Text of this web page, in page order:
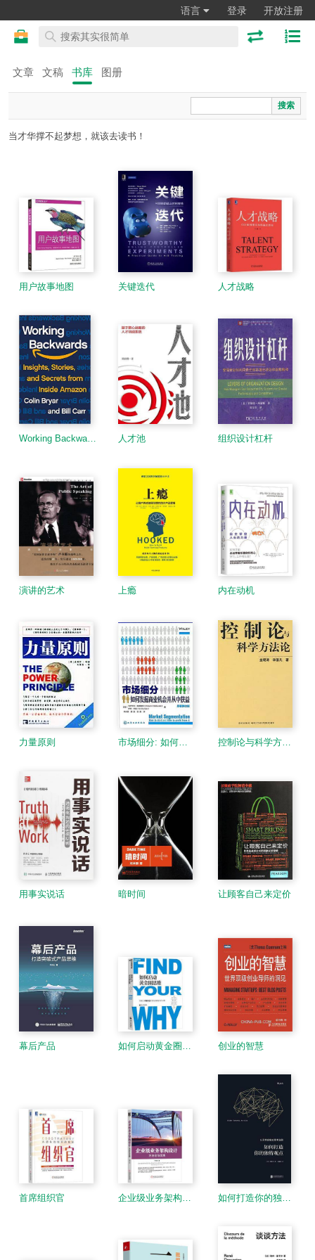
语言 登录 开放注册
文章 文稿 书库 图册
搜索
当才华撑不起梦想，就该去读书！
用户故事地图 关键迭代 人才战略
人才池 组织设计杠杆
演讲的艺术 上瘾 内在动机
力量原则 控制论与科学方法论
用事实说话 暗时间 让顾客自己来定价
幕后产品 创业的智慧
首席组织官